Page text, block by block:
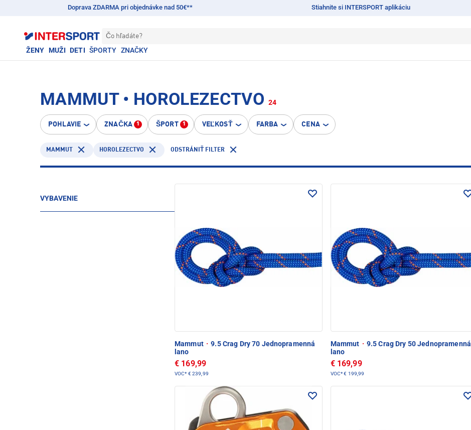
Doprava ZDARMA pri objednávke nad 50€** Stiahnite si INTERSPORT aplikáciu
Čo hľadáte?
ŽENY MUŽI DETI ŠPORTY ZNAČKY
MAMMUT • HOROLEZECTVO 24
POHLAVIE ZNAČKA 1 ŠPORT 1 VEĽKOSŤ FARBA CENA
MAMMUT HOROLEZECTVO ODSTRÁNIŤ FILTER
VYBAVENIE
Mammut · 9.5 Crag Dry 70 Jednopramenná
lano
€ 169,99
VOC* € 239,99
Mammut · 9.5 Crag Dry 50 Jednopramenná
lano
€ 169,99
VOC*€ 199,99